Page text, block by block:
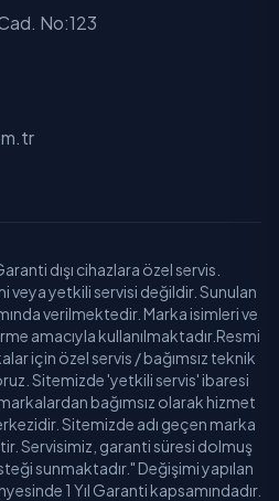
No:123
dışı cihazlara özel servis.
veya yetkili servisi değildir. Sunulan
verilmektedir. Marka isimleri ve
amacıyla kullanılmaktadır.Resmi
için özel servis / bağımsız teknik
Sitemizde 'yetkili servis' ibaresi
bağımsız olarak hizmet
Sitemizde adı geçen marka
Servisimiz, garanti süresi dolmuş
sunmaktadır." Değişimi yapılan
1 Yıl Garanti kapsamındadır.